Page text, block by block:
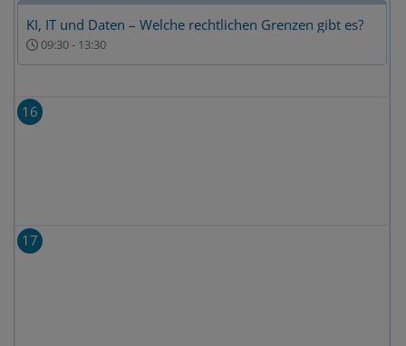
KI, IT und Daten – Welche rechtlichen Grenzen gibt es?
09:30- 13:30
16
17